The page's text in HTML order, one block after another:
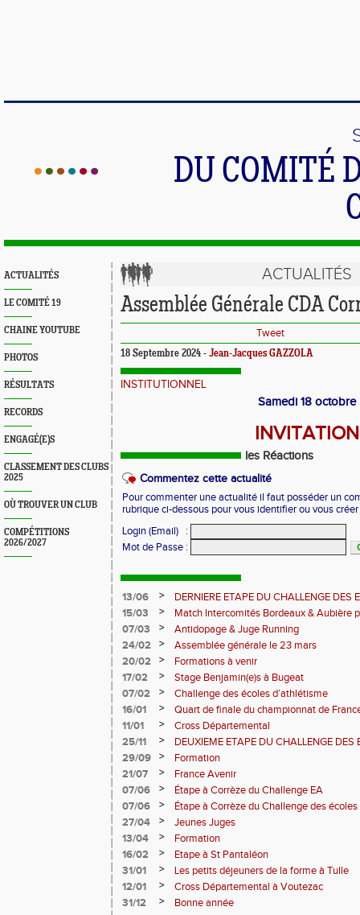
DU COMITÉ
ACTUALITÉS
LE COMITÉ 19
CHAINE YOUTUBE
PHOTOS
RÉSULTATS
RECORDS
ENGAGÉ(E)S
CLASSEMENT DES CLUBS
2025
OÙ TROUVER UN CLUB
COMPÉTITIONS
2026/2027
ACTUALITÉS
Assemblée Générale CDA
Tweet
18 Septembre 2024 - Jean-Jacques GAZZOLA
INSTITUTIONNEL
Samedi 18 octobre
INVITATION
les Réactions
Commentez cette actualité
Pour commenter une actualité il faut posséder un
rubrique ci-dessous pour vous identifier ou vous
Login (Email)
:
Mot de Passe :
13/06 >
DERNIERE ETAPE DU CHALLENGE DES
15/03
>
Match Intercomités Bordeaux & Aubière
Pantaléon
07/03 >
Antidopage & Juge Running
24/02
>
Assemblée générale le 23 mars
20/02
>
Formations à venir
17/02
>
Stage Benjamin(e)s à Bugeat
07/02
>
Challenge des écoles d’athlétisme
16/01
>
Quart de finale du championnat de
11/01
>
Cross Départemental
25/11
>
DEUXIEME ETAPE DU CHALLENGE DES
29/09
>
Formation
21/07
>
France Avenir
07/06
>
Étape à Corrèze du Challenge EA
07/06
>
Étape à Corrèze du Challenge des
27/04
>
Jeunes Juges
13/04
>
Formation
16/02
>
Etape à St Pantaléon
31/01
>
Les petits déjeuners de la forme à Tulle
12/01
>
Cross Départemental à Voutezac
31/12
> Bonne année